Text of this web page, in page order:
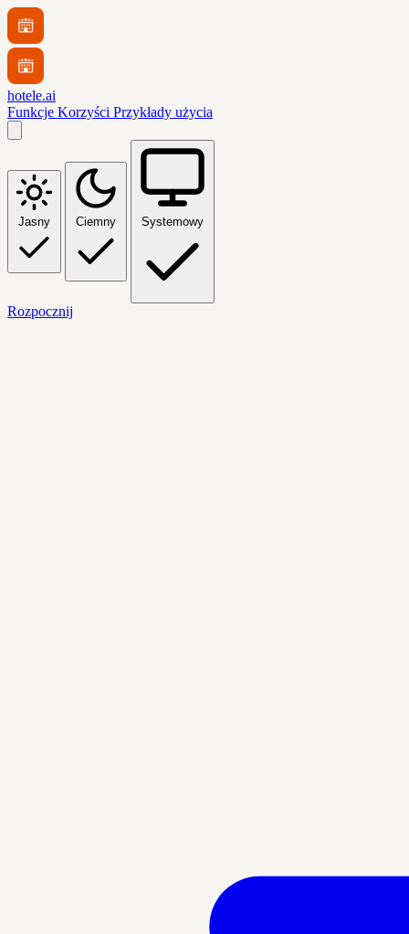
hotele.ai
Funkcje Korzyści Przykłady użycia
Jasny Ciemny Systemowy
Rozpocznij